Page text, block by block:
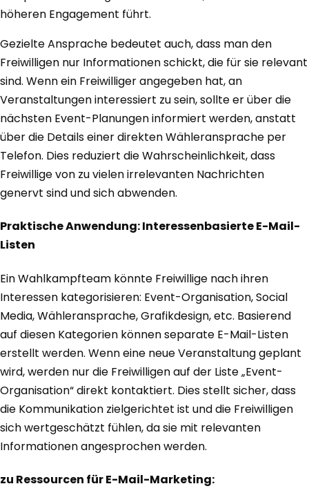
höheren Engagement führt.
Gezielte Ansprache bedeutet auch, dass man den
Freiwilligen nur Informationen schickt, die für sie relevant
sind. Wenn ein Freiwilliger angegeben hat, an
Veranstaltungen interessiert zu sein, sollte er über die
nächsten Event-Planungen informiert werden, anstatt
über die Details einer direkten Wähleransprache per
Telefon. Dies reduziert die Wahrscheinlichkeit, dass
Freiwillige von zu vielen irrelevanten Nachrichten
genervt sind und sich abwenden.
Praktische Anwendung: Interessenbasierte E-Mail-
Listen
Ein Wahlkampfteam könnte Freiwillige nach ihren
Interessen kategorisieren: Event-Organisation, Social
Media, Wähleransprache, Grafikdesign, etc. Basierend
auf diesen Kategorien können separate E-Mail-Listen
erstellt werden. Wenn eine neue Veranstaltung geplant
wird, werden nur die Freiwilligen auf der Liste „Event-
Organisation“ direkt kontaktiert. Dies stellt sicher, dass
die Kommunikation zielgerichtet ist und die Freiwilligen
sich wertgeschätzt fühlen, da sie mit relevanten
Informationen angesprochen werden.
zu Ressourcen für E-Mail-Marketing: